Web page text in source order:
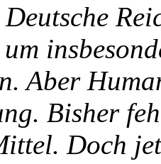
Aber
Bisher
Doch